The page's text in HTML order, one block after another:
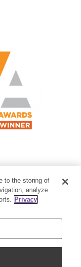
3515
Park
to the storing of
analyze
Privacy